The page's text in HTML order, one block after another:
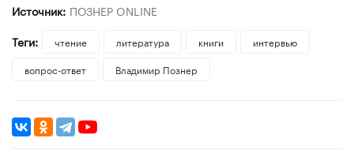
Источник: ПОЗНЕР ONLINE
Теги:
чтение литература книги
интервью
вопрос-ответ
Владимир Познер